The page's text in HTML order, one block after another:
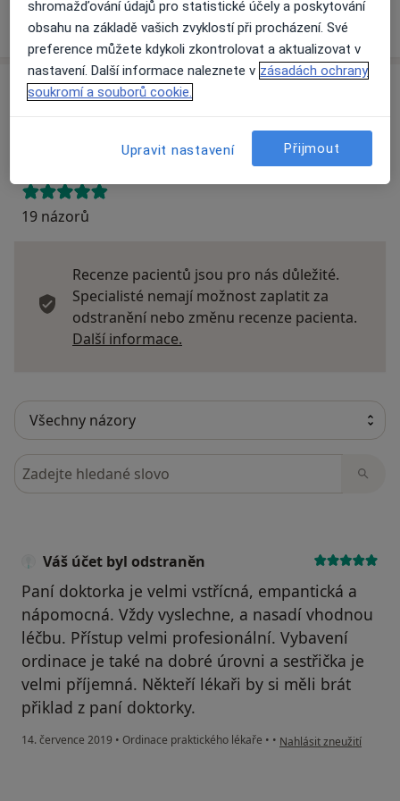
Víceo adrese
Názory
Přidejte svůj názor
19 názorů
Recenze pacientů jsou pro nás důležité.
Specialisté nemají možnost zaplatit za
odstranění nebo změnu recenze pacienta.
Další informace.
Hledejte v názorech
Váš účet byl odstraněn
Paní doktorka je velmi vstřícná, empantická a
nápomocná. Vždy vyslechne, a nasadí vhodnou
léčbu. Přístup velmi profesionální. Vybavení
ordinace je také na dobré úrovni a sestřička je
velmi příjemná. Někteří lékaři by si měli brát
přiklad z paní doktorky.
14. července 2019 • Ordinace praktického lékaře • • podle názoru uživatele
Nahlásit zneužití
shromažďování údajů pro statistické účely a poskytování
obsahu na základě vašich zvyklostí při procházení. Své
preference můžete kdykoli zkontrolovat a aktualizovat v
nastavení. Další informace naleznete v zásadách ochrany
soukromí a souborů cookie.
Upravit nastavení Přijmout